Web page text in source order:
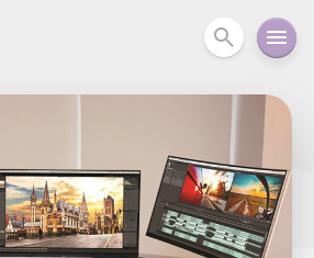
PC関連 カメラ ウェアラ
ホーム アクションカメラ カメラ